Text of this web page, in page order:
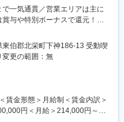
しながら仕事を覚えていただ
ろん、安全運転のポイント・
め方まで丁寧にレクチャーし
サポートするため、さまざまな
一気通貫／営業エリアは主に
与や特別ボーナスで還元！／
ち、製材から建築資材販売、
企業です。
客（工務店・建設会社等）へ
顧客の開拓やリフォーム・新
事業拡大に伴い、営業力強化
東伯郡北栄町下神186-13 受動喫
変更の範囲：無
賃金形態＞月給制＜賃金内訳＞
円＜月給＞214,000円～